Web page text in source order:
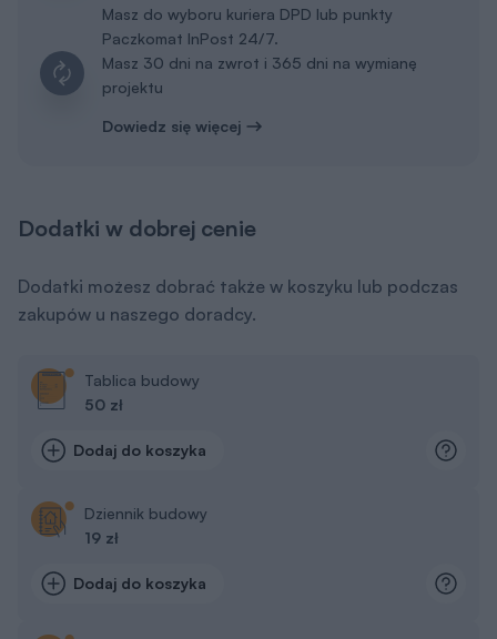
Masz do wyboru kuriera DPD lub punkty
Paczkomat InPost 24/7.
Masz 30 dni na zwrot i 365 dni na wymianę
projektu
Dowiedz się więcej
Dodatki w dobrej cenie
Dodatki możesz dobrać także w koszyku lub podczas
zakupów u naszego doradcy.
Tablica budowy
50 zł
Dodaj do koszyka
Dziennik budowy
19 zł
Dodaj do koszyka